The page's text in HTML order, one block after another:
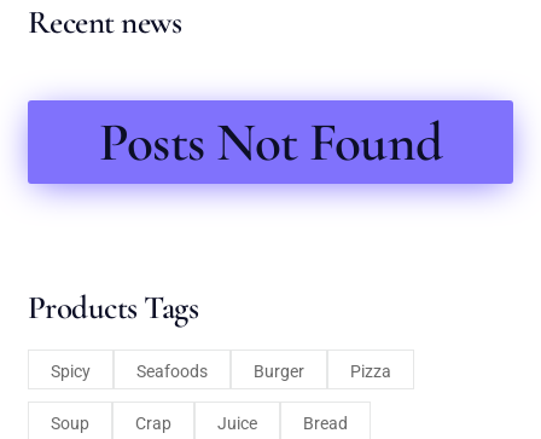
Recent news
Posts Not Found
Products Tags
Spicy Seafoods Burger Pizza
Soup Crap Juice Bread